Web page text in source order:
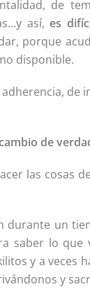
de
así, es
porque
disponible.
de
de
las cosas
durante un
saber lo que
y a
y